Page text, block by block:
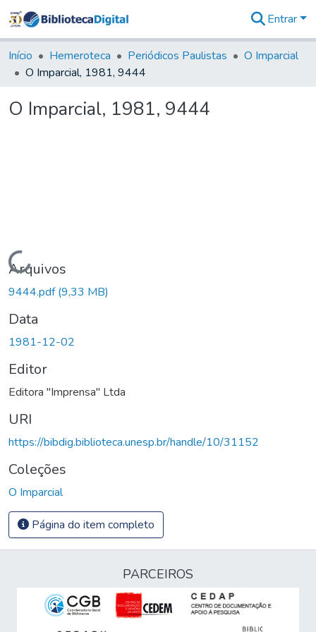
&
Coleções
Tudo na
Digital
Entrar
Início Hemeroteca Periódicos Paulistas
O Imparcial
O Imparcial, 1981, 9444
O Imparcial, 1981, 9444
Carregando...
Arquivos
9444.pdf(9,33 MB)
Data
1981-12-02
Editor
Editora "Imprensa" Ltda
URI
https://bibdig.biblioteca.unesp.br/handle/10/31152
Coleções
O Imparcial
Página do item completo
PARCEIROS